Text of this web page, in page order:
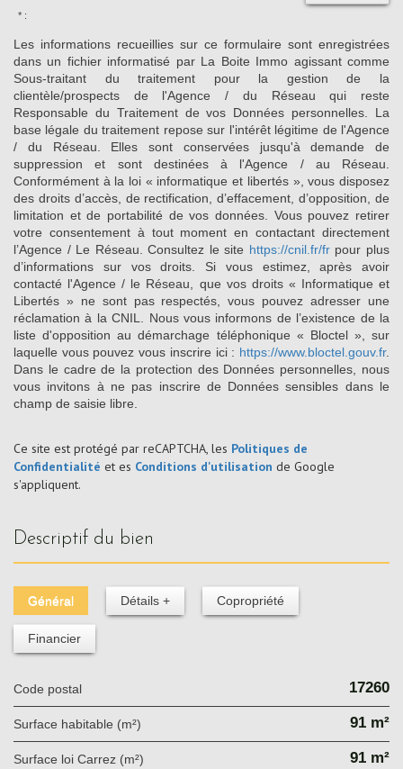
* :
Les informations recueillies sur ce formulaire sont enregistrées
dans un fichier informatisé par La Boite Immo agissant comme
Sous-traitant du traitement pour la gestion de la
clientèle/prospects de l'Agence / du Réseau qui reste
Responsable du Traitement de vos Données personnelles. La
base légale du traitement repose sur l'intérêt légitime de l'Agence
/ du Réseau. Elles sont conservées jusqu'à demande de
suppression et sont destinées à l'Agence / au Réseau.
Conformément à la loi « informatique et libertés », vous disposez
des droits d’accès, de rectification, d’effacement, d’opposition, de
limitation et de portabilité de vos données. Vous pouvez retirer
votre consentement à tout moment en contactant directement
l’Agence / Le Réseau. Consultez le site https://cnil.fr/frpour plus
d’informations sur vos droits. Si vous estimez, après avoir
contacté l'Agence / le Réseau, que vos droits « Informatique et
Libertés » ne sont pas respectés, vous pouvez adresser une
réclamation à la CNIL. Nous vous informons de l’existence de la
liste d'opposition au démarchage téléphonique « Bloctel », sur
laquelle vous pouvez vous inscrire ici : https://www.bloctel.gouv.fr.
Dans le cadre de la protection des Données personnelles, nous
vous invitons à ne pas inscrire de Données sensibles dans le
champ de saisie libre.
Ce site est protégé par reCAPTCHA, les Politiques de
Confidentialité et es Conditions d'utilisation de Google
s'appliquent.
descriptif du bien
Général Détails + Copropriété
Financier
Code postal 17260
Surface habitable (m²) 91 m²
Surface loi Carrez (m²) 91 m²